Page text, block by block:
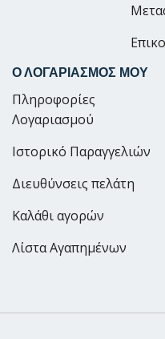
Ο ΛΟΓΑΡΙΑΣΜΟΣ ΜΟΥ
Πληροφορίες
Λογαριασμού
Ιστορικό Παραγγελιών
Διευθύνσεις πελάτη
Καλάθι αγορών
Λίστα Αγαπημένων